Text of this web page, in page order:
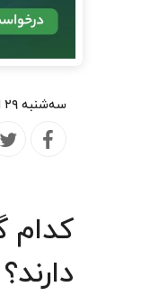
سه‌شنبه ۲۹ اردیبهشت ۱۴۰۵ - ۱۲:۵۶
کدام
دارند؟